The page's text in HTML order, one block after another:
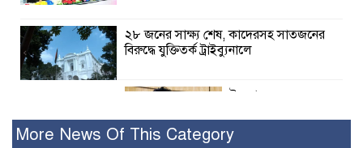
২৮ জনের সাক্ষ্য শেষ, কাদেরসহ সাতজনের
বিরুদ্ধে যুক্তিতর্ক ট্রাইব্যুনালে
ইসলামের সবচেয়ে
নুর
More News Of This Category